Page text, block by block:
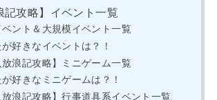
記攻略】イベント一覧
ント＆大規模イベント一覧
好きなイベントは？！
放浪記攻略】ミニゲーム一覧
好きなミニゲームは？！
放浪記攻略】行事道具系イベント一覧